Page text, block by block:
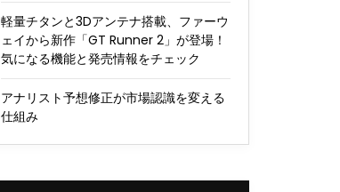
軽量チタンと3Dアンテナ搭載、ファーウ
ェイから新作「GT Runner 2」が登場！
気になる機能と発売情報をチェック
アナリスト予想修正が市場認識を変える
仕組み